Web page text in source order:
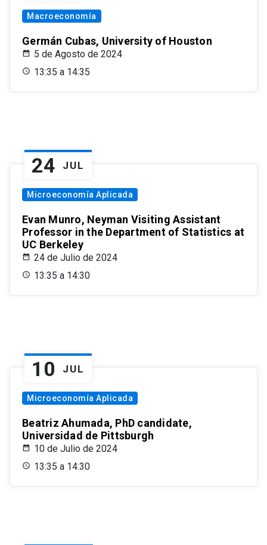
Macroeconomía
Germán Cubas, University of Houston
5 de Agosto de 2024
13:35 a 14:35
24 JUL
Microeconomía Aplicada
Evan Munro, Neyman Visiting Assistant
Professor in the Department of Statistics at
UC Berkeley
24 de Julio de 2024
13:35 a 14:30
10 JUL
Microeconomía Aplicada
Beatriz Ahumada, PhD candidate,
Universidad de Pittsburgh
10 de Julio de 2024
13:35 a 14:30